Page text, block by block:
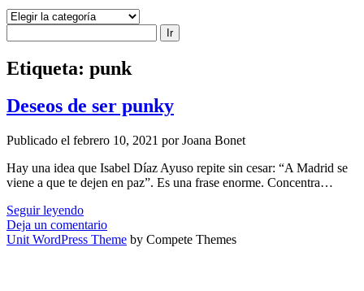
Categorías
Etiqueta: punk
Deseos de ser punky
Publicado el febrero 10, 2021 por Joana Bonet
Hay una idea que Isabel Díaz Ayuso repite sin cesar: “A Madrid se
viene a que te dejen en paz”. Es una frase enorme. Concentra…
Seguir leyendoDeseos
de
ser
Deja un comentario
Unit WordPress Theme by Compete Themes